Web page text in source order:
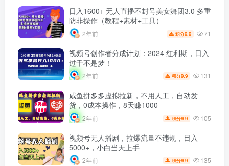
日入1600+ 无人直播不封号美女舞团3.0 多重
防非操作（教程+素材+工具）
2年前 积分9.9 71
视频号创作者分成计划：2024 红利期，日入
过千不是梦！
2年前 积分9.9 131
咸鱼拼多多虚拟拉新，不用人工，自动发
货，0成本操作，8天赚1000
2年前 积分9.9 105
视频号无人播剧，拉爆流量不违规，日入
5000+，小白当天上手
2年前 积分9.9 135